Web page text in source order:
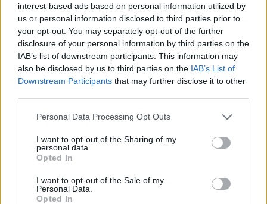
interest-based ads based on personal information utilized by
us or personal information disclosed to third parties prior to
your opt-out. You may separately opt-out of the further
disclosure of your personal information by third parties on the
IAB’s list of downstream participants. This information may
also be disclosed by us to third parties on the IAB’s List of
Downstream Participants that may further disclose it to other
Please note that this website/app uses one or more Google
not limited to your visit or usage behaviour. You may click to
grant or deny consent to Google and its third-party tags to
use your data for below specified purposes in below Google
consent section.
Personal Data Processing Opt Outs
I want to opt-out of the Sharing of my
personal data.
Opted In
I want to opt-out of the Sale of my
Personal Data.
Opted In
Condividi l'articolo
F
a
ce
b
o
k
T
w
it
te
r
Pi
n
te
re
st
W
h
at
s
A
p
p
S
h
a
re
Articolo precedente
NOTIZIE RECENTI
Le previsioni meteo per il weekend a Olbia e in
Gallura